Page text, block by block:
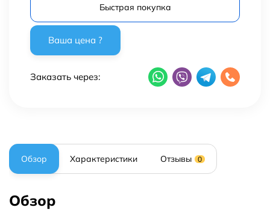
Быстрая покупка
Заказать через:
Обзор Характеристики Отзывы 0
Обзор